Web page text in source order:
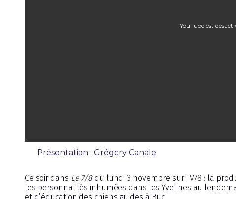
YouTube est
Présentation : Grégory Canale
Ce soir dans Le 7/8du lundi 3 novembre sur TV78 : la
les personnalités inhumées dans les Yvelines au
et d’éducation des chiens guides à Buc.